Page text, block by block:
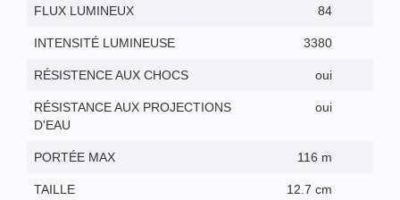
FLUX LUMINEUX 84
INTENSITÉ LUMINEUSE 3380
RÉSISTENCE AUX CHOCS oui
RÉSISTANCE AUX PROJECTIONS
D'EAU
oui
PORTÉE MAX 116 m
TAILLE 12.7 cm